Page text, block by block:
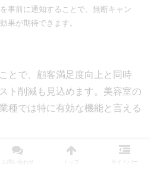
事前に通知することで、無断キャン
果が期待できます。
とで、顧客満足度向上と同時
ト削減も見込めます。美容室の
種では特に有効な機能と言える
報の配信
お問い合わせ サイドバー